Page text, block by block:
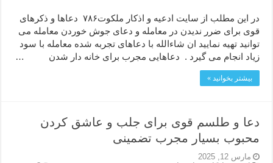
در این مطلب از سایت ادعیه و اذکار ملکوت۷۸۶ دعاها و ذکرهای
قوی برای ضرر ندیدن در معامله و دعای جوش خوردن معامله می
توانید تهیه نمایید ان شاءالله با دعاهای تجربه شده معامله با سود
زیاد انجام می گیرد . دعاهایی مجرب برای خانه دار شدن …
بیشتر بخوانید »
دعا و طلسم قوی برای جلب و عاشق کردن
محبوب بسیار مجرب تضمینی
مارس 12, 2025